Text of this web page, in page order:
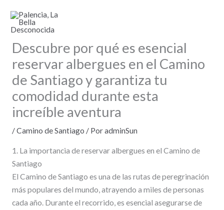
contenido
Descubre por qué es esencial
reservar albergues en el Camino
de Santiago y garantiza tu
comodidad durante esta
increíble aventura
/Camino de Santiago / PoradminSun
1. La importancia de reservar albergues en el Camino de
Santiago
El Camino de Santiago es una de las rutas de peregrinación
más populares del mundo, atrayendo a miles de personas
cada año. Durante el recorrido, es esencial asegurarse de